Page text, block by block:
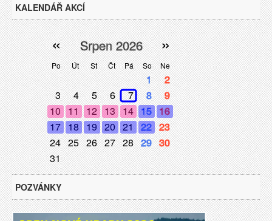
KALENDÁŘ AKCÍ
Po Út St Čt Pá So Ne
« »
Srpen 2026
1
2
3
4 5 6 7 8
9
10
11 12 13 14 15 16
17 18 19 20 21 22 23
24 25 26 27 28 29 30
31
POZVÁNKY